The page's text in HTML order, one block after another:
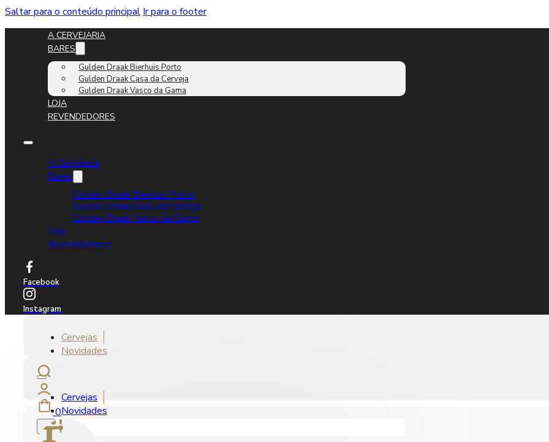
Saltar para o conteúdo principal Ir para o footer
A CERVEJARIA
BARES
Gulden Draak Bierhuis Porto
Gulden Draak Casa da Cerveja
Gulden Draak Vasco da Gama
LOJA
REVENDEDORES
A Cervejaria
Bares
Gulden Draak Bierhuis Porto
Gulden Draak Casa da Cerveja
Gulden Draak Vasco da Gama
Loja
Revendedores
Facebook
Instagram
Cervejas
Novidades
Cervejas
Novidades
0